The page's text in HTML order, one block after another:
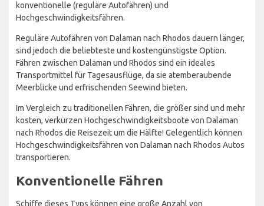
konventionelle (reguläre Autofähren) und
Hochgeschwindigkeitsfähren.
Reguläre Autofähren von Dalaman nach Rhodos dauern länger,
sind jedoch die beliebteste und kostengünstigste Option.
Fähren zwischen Dalaman und Rhodos sind ein ideales
Transportmittel für Tagesausflüge, da sie atemberaubende
Meerblicke und erfrischenden Seewind bieten.
Im Vergleich zu traditionellen Fähren, die größer sind und mehr
kosten, verkürzen Hochgeschwindigkeitsboote von Dalaman
nach Rhodos die Reisezeit um die Hälfte! Gelegentlich können
Hochgeschwindigkeitsfähren von Dalaman nach Rhodos Autos
transportieren.
Konventionelle Fähren
Schiffe dieses Typs können eine große Anzahl von